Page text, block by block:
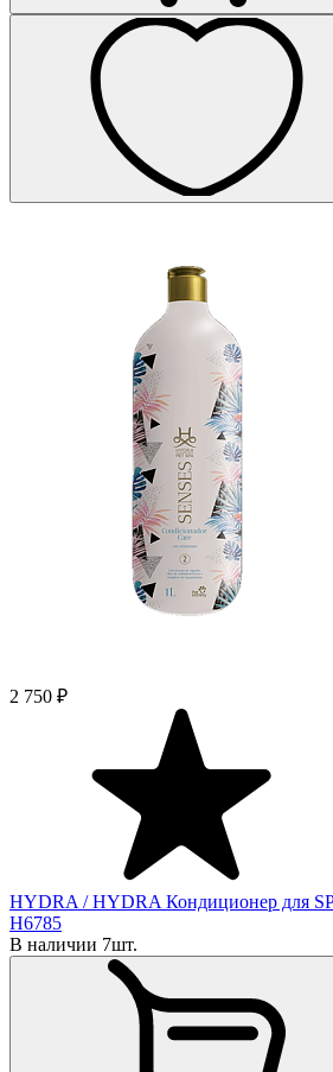
2 750 ₽
HYDRA / HYDRA Кондиционер для
H6785
В наличии 7шт.